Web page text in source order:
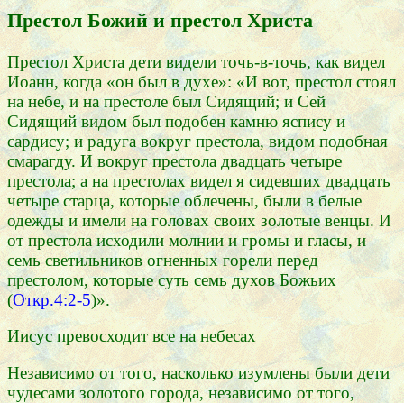
Престол Божий и престол Христа
Престол Христа дети видели точь-в-точь, как видел
Иоанн, когда «он был в духе»: «И вот, престол стоял
на небе, и на престоле был Сидящий; и Сей
Сидящий видом был подобен камню яспису и
сардису; и радуга вокруг престола, видом подобная
смарагду. И вокруг престола двадцать четыре
престола; а на престолах видел я сидевших двадцать
четыре старца, которые облечены, были в белые
одежды и имели на головах своих золотые венцы. И
от престола исходили молнии и громы и гласы, и
семь светильников огненных горели перед
престолом, которые суть семь духов Божьих
(Откр.4:2-5)».
Иисус превосходит все на небесах
Независимо от того, насколько изумлены были дети
чудесами золотого города, независимо от того,